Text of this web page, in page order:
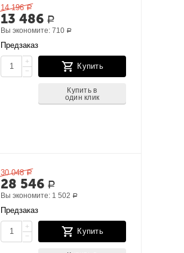
14 196 Р
13 486 Р
Вы экономите:710 Р
Предзаказ
+
−
Купить
Купить в
один клик
30 048 Р
28 546 Р
Вы экономите: 1 502 Р
Предзаказ
+
−
Купить